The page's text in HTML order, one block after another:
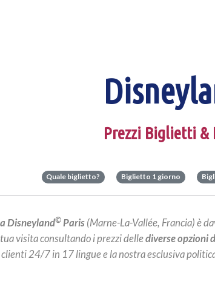
Prezzi Biglietti &
Quale biglietto? Biglietto 1 giorno
Disneyland© Paris(Marne-La-Vallée, Francia) è
visita consultando i prezzi dellediverse opzioni
24/7 in 17 lingue e la nostra esclusiva